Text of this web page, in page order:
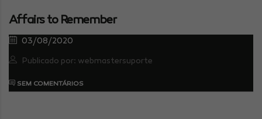
Affairs to Remember
03/08/2020
Publicado por: webmastersuporte
SEM COMENTÁRIOS